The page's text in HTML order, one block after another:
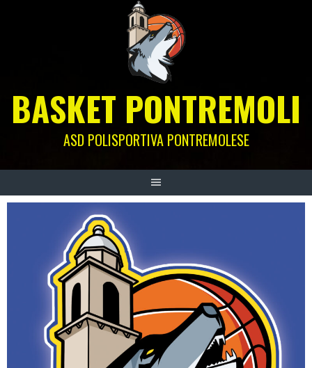
BASKET PONTREMOLI
ASD POLISPORTIVA PONTREMOLESE